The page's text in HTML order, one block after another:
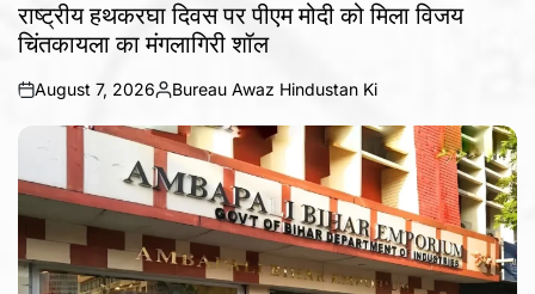
राष्ट्रीय हथकरघा दिवस पर पीएम मोदी को मिला विजय
चिंतकायला का मंगलागिरी शॉल
on
August 7, 2026
Posted
by
Bureau Awaz Hindustan Ki